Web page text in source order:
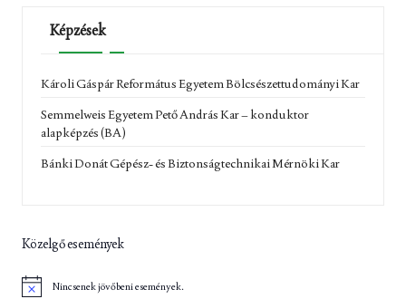
Képzések
Károli Gáspár Református Egyetem Bölcsészettudományi Kar
Semmelweis Egyetem Pető András Kar – konduktor
alapképzés (BA)
Bánki Donát Gépész- és Biztonságtechnikai Mérnöki Kar
Közelgő események
Nincsenek jövőbeni események.